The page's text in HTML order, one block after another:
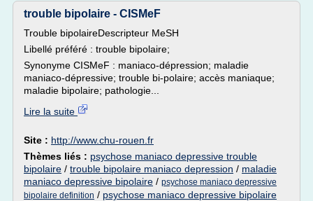
trouble bipolaire - CISMeF
Trouble bipolaireDescripteur MeSH
Libellé préféré : trouble bipolaire;
Synonyme CISMeF : maniaco-dépression; maladie
maniaco-dépressive; trouble bi-polaire; accès maniaque;
maladie bipolaire; pathologie...
Lire la suite
Site : http://www.chu-rouen.fr
Thèmes liés : psychose maniaco depressive trouble
bipolaire / trouble bipolaire maniaco depression / maladie
maniaco depressive bipolaire / psychose maniaco depressive
bipolaire definition / psychose maniaco depressive bipolaire